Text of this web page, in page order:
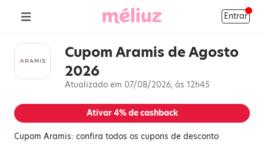
Entrar
Cupom Aramis de Agosto
2026
Atualizado em 07/08/2026, às 12h45
Ativar4%de cashback
Cupom Aramis: confira todos os cupons de desconto